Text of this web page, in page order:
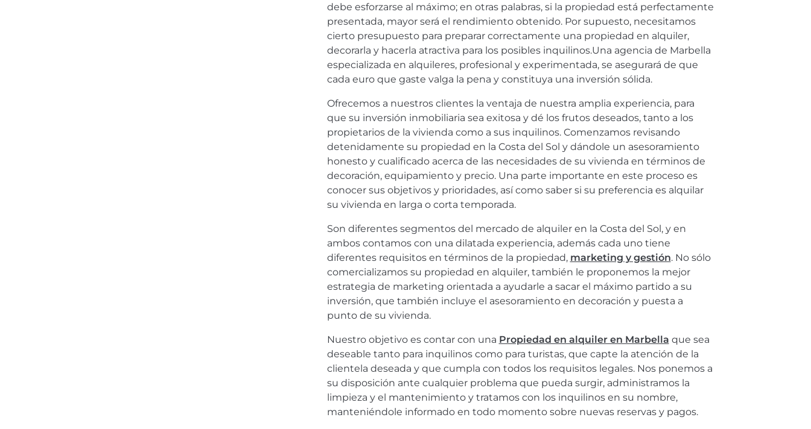
debe esforzarse al máximo; en otras palabras, si la propiedad está perfectamente
presentada, mayor será el rendimiento obtenido. Por supuesto, necesitamos
cierto presupuesto para preparar correctamente una propiedad en alquiler,
decorarla y hacerla atractiva para los posibles inquilinos.Una agencia de Marbella
especializada en alquileres, profesional y experimentada, se asegurará de que
cada euro que gaste valga la pena y constituya una inversión sólida.
Ofrecemos a nuestros clientes la ventaja de nuestra amplia experiencia, para
que su inversión inmobiliaria sea exitosa y dé los frutos deseados, tanto a los
propietarios de la vivienda como a sus inquilinos. Comenzamos revisando
detenidamente su propiedad en la Costa del Sol y dándole un asesoramiento
honesto y cualificado acerca de las necesidades de su vivienda en términos de
decoración, equipamiento y precio. Una parte importante en este proceso es
conocer sus objetivos y prioridades, así como saber si su preferencia es alquilar
su vivienda en larga o corta temporada.
Son diferentes segmentos del mercado de alquiler en la Costa del Sol, y en
ambos contamos con una dilatada experiencia, además cada uno tiene
diferentes requisitos en términos de la propiedad, marketing y gestión. No sólo
comercializamos su propiedad en alquiler, también le proponemos la mejor
estrategia de marketing orientada a ayudarle a sacar el máximo partido a su
inversión, que también incluye el asesoramiento en decoración y puesta a
punto de su vivienda.
Nuestro objetivo es contar con una Propiedad en alquiler en Marbella que sea
deseable tanto para inquilinos como para turistas, que capte la atención de la
clientela deseada y que cumpla con todos los requisitos legales. Nos ponemos a
su disposición ante cualquier problema que pueda surgir, administramos la
limpieza y el mantenimiento y tratamos con los inquilinos en su nombre,
manteniéndole informado en todo momento sobre nuevas reservas y pagos.